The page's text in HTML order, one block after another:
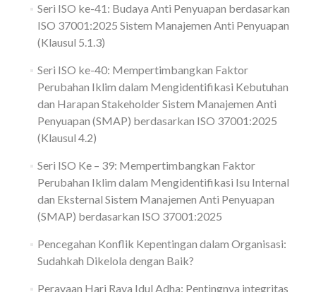
Seri ISO ke-41: Budaya Anti Penyuapan berdasarkan
ISO 37001:2025 Sistem Manajemen Anti Penyuapan
(Klausul 5.1.3)
Seri ISO ke-40: Mempertimbangkan Faktor
Perubahan Iklim dalam Mengidentifikasi Kebutuhan
dan Harapan Stakeholder Sistem Manajemen Anti
Penyuapan (SMAP) berdasarkan ISO 37001:2025
(Klausul 4.2)
Seri ISO Ke – 39: Mempertimbangkan Faktor
Perubahan Iklim dalam Mengidentifikasi Isu Internal
dan Eksternal Sistem Manajemen Anti Penyuapan
(SMAP) berdasarkan ISO 37001:2025
Pencegahan Konflik Kepentingan dalam Organisasi:
Sudahkah Dikelola dengan Baik?
Perayaan Hari Raya Idul Adha: Pentingnya integritas